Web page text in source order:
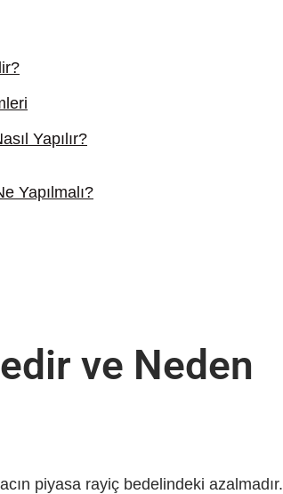
Yapılır?
Yapılmalı?
ve Neden
piyasa rayiç bedelindeki azalmadır.